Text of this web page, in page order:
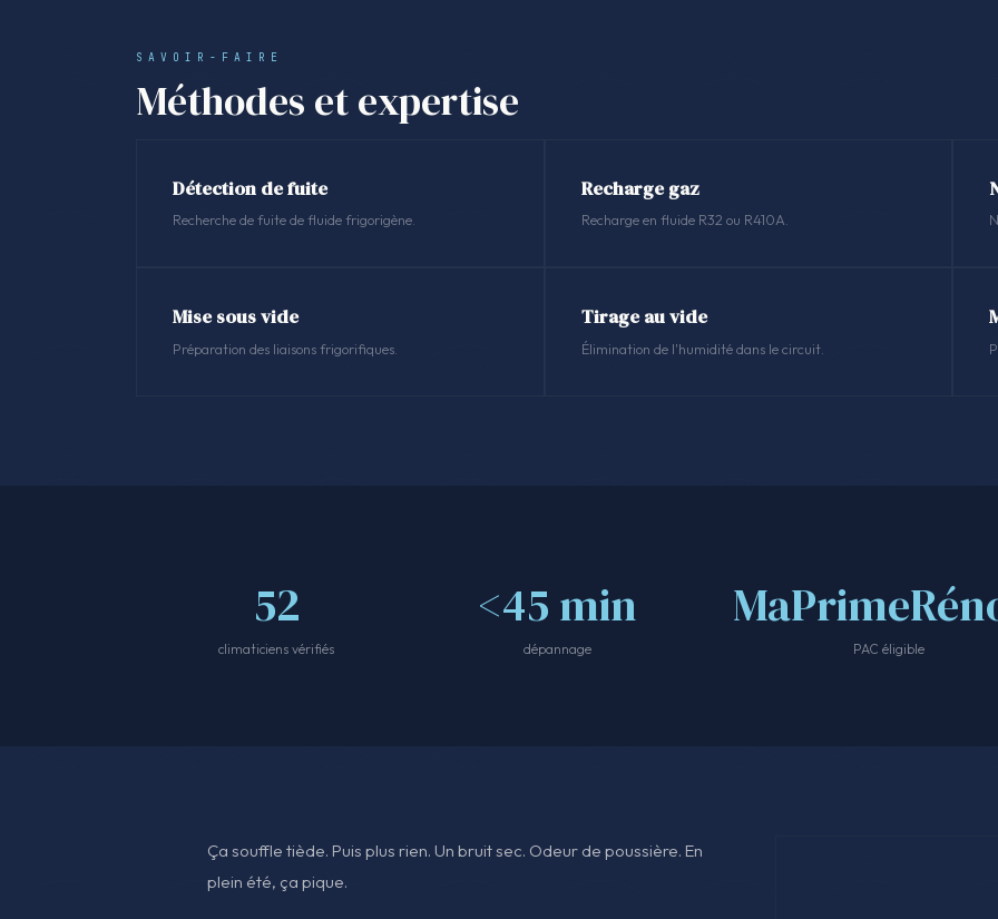
SAVOIR-FAIRE
Méthodes et expertise
Détection de fuite
Recherche de fuite de fluide frigorigène.
Recharge gaz
Recharge en fluide R32 ou R410A.
Mise sous vide
Préparation des liaisons frigorifiques.
Tirage au vide
Élimination de l'humidité dans le circuit.
52
climaticiens vérifiés
<45 min
dépannage PAC éligible
Ça souffle tiède. Puis plus rien. Un bruit sec. Odeur de poussière. En
plein été, ça pique.